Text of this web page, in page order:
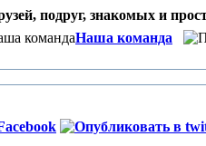
подруг, знакомых и
Наша команда